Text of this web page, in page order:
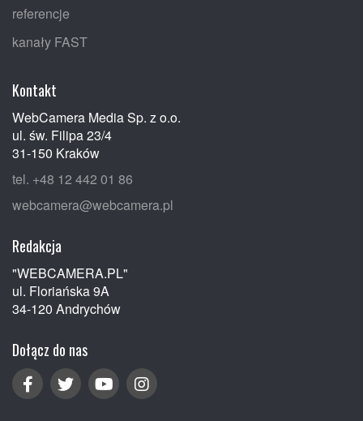
referencje
kanały FAST
Kontakt
WebCamera Media Sp. z o.o.
ul. św. Filipa 23/4
31-150 Kraków
tel. +48 12 442 01 86
webcamera@webcamera.pl
Redakcja
"WEBCAMERA.PL"
ul. Floriańska 9A
34-120 Andrychów
Dołącz do nas